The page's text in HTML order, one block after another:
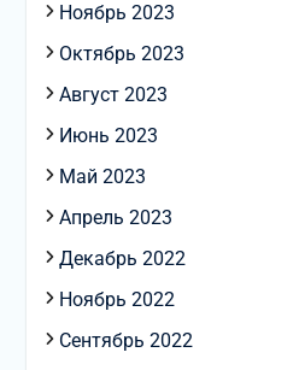
Ноябрь 2023
Октябрь 2023
Август 2023
Июнь 2023
Май 2023
Апрель 2023
Декабрь 2022
Ноябрь 2022
Сентябрь 2022